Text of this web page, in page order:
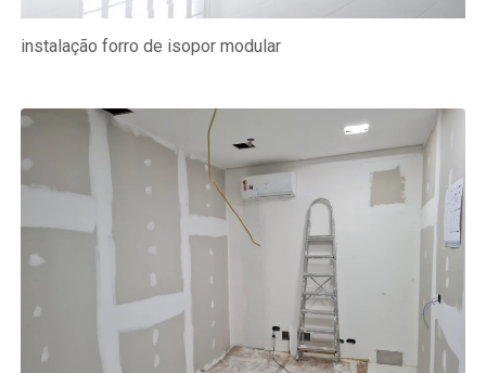
instalação forro de isopor modular